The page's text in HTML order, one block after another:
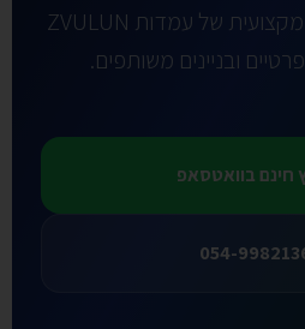
חכמה ובטוחה. התקנה מקצועית של עמדות ZVULUN
חינם בוואטסאפ
054-